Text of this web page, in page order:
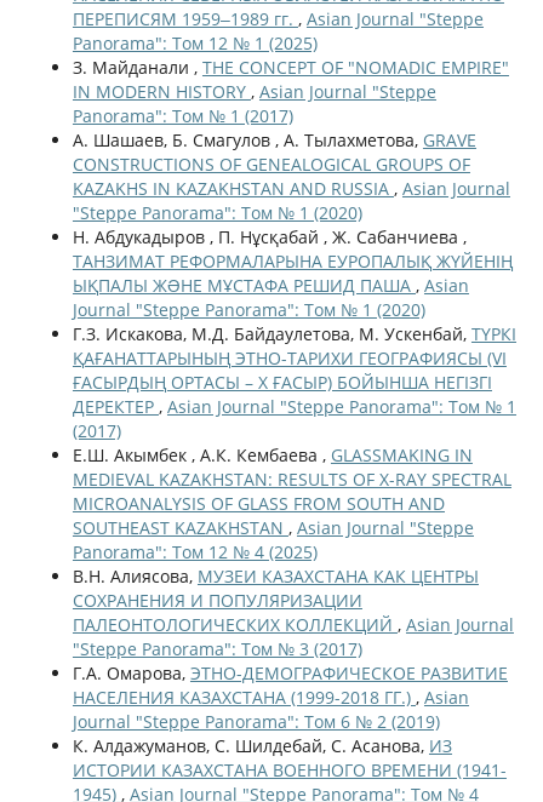
ПЕРЕПИСЯМ 1959‒1989 гг. , Asian Journal "Steppe
Panorama": Том 12 № 1 (2025)
З. Майданали , THE CONCEPT OF "NOMADIC EMPIRE"
IN MODERN HISTORY , Asian Journal "Steppe
Panorama": Том № 1 (2017)
А. Шашаев, Б. Смагулов , А. Тылахметова, GRAVE
CONSTRUCTIONS OF GENEALOGICAL GROUPS OF
KAZAKHS IN KAZAKHSTAN AND RUSSIA , Asian Journal
"Steppe Panorama": Том № 1 (2020)
Н. Абдукадыров , П. Нұсқабай , Ж. Сабанчиева ,
ТАНЗИМАТ РЕФОРМАЛАРЫНА ЕУРОПАЛЫҚ ЖҮЙЕНІҢ
ЫҚПАЛЫ ЖƏНЕ МҰСТАФА РЕШИД ПАША , Asian
Journal "Steppe Panorama": Том № 1 (2020)
Г.З. Искакова, М.Д. Байдаулетова, М. Ускенбай, ТҮРКІ
ҚАҒАНАТТАРЫНЫҢ ЭТНО-ТАРИХИ ГЕОГРАФИЯСЫ (VI
ҒАСЫРДЫҢ ОРТАСЫ – X ҒАСЫР) БОЙЫНША НЕГІЗГІ
ДЕРЕКТЕР , Asian Journal "Steppe Panorama": Том № 1
(2017)
Е.Ш. Акымбек , А.К. Кембаева , GLASSMAKING IN
MEDIEVAL KAZAKHSTAN: RESULTS OF X-RAY SPECTRAL
MICROANALYSIS OF GLASS FROM SOUTH AND
SOUTHEAST KAZAKHSTAN , Asian Journal "Steppe
Panorama": Том 12 № 4 (2025)
В.Н. Алиясова, МУЗЕИ КАЗАХСТАНА КАК ЦЕНТРЫ
СОХРАНЕНИЯ И ПОПУЛЯРИЗАЦИИ
ПАЛЕОНТОЛОГИЧЕСКИХ КОЛЛЕКЦИЙ , Asian Journal
"Steppe Panorama": Том № 3 (2017)
Г.А. Омарова, ЭТНО-ДЕМОГРАФИЧЕСКОЕ РАЗВИТИЕ
НАСЕЛЕНИЯ КАЗАХСТАНА (1999-2018 ГГ.) , Asian
Journal "Steppe Panorama": Том 6 № 2 (2019)
К. Алдажуманов, С. Шилдебай, С. Асанова, ИЗ
ИСТОРИИ КАЗАХСТАНА ВОЕННОГО ВРЕМЕНИ (1941-
1945) , Asian Journal "Steppe Panorama": Том № 4